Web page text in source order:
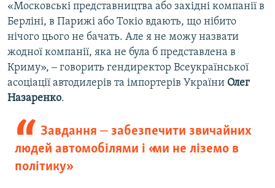
«Московські представництва або західні компанії в
Берліні, в Парижі або Токіо вдають, що нібито
нічого цього не бачать. Але я не можу назвати
жодної компанії, яка не була б представлена в
Криму», ‒ говорить гендиректор Всеукраїнської
асоціації автодилерів та імпортерів України Олег
Назаренко.
Завдання ‒ забезпечити звичайних
людей автомобілями і «ми не ліземо в
політику»